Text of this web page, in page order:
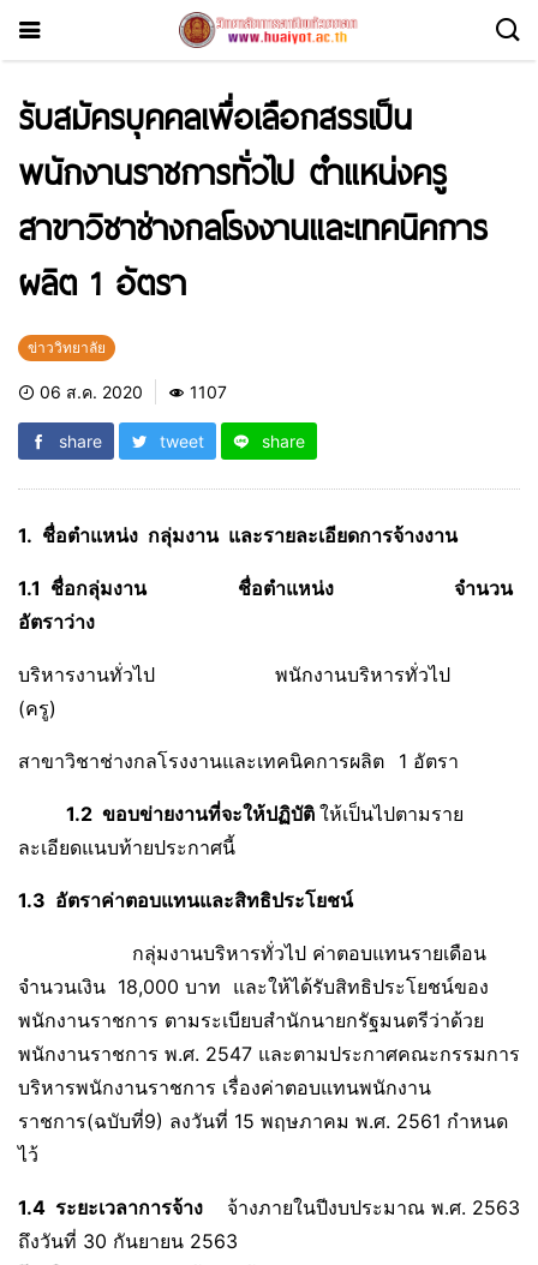
รับสมัครบุคคลเพื่อเลือกสรรเป็น
พนักงานราชการทั่วไป ตำแหน่งครู
สาขาวิชาช่างกลโรงงานและเทคนิคการ
ผลิต 1 อัตรา
ข่าววิทยาลัย
06 ส.ค. 2020 1107
share tweet share
1. ชื่อตำแหน่ง กลุ่มงาน และรายละเอียดการจ้างงาน
1.1 ชื่อกลุ่มงาน ชื่อตำแหน่ง จำนวน
อัตราว่าง
บริหารงานทั่วไป พนักงานบริหารทั่วไป
(ครู)
สาขาวิชาช่างกลโรงงานและเทคนิคการผลิต 1 อัตรา
1.2 ขอบข่ายงานที่จะให้ปฏิบัติ ให้เป็นไปตามราย
ละเอียดแนบท้ายประกาศนี้
1.3 อัตราค่าตอบแทนและสิทธิประโยชน์
กลุ่มงานบริหารทั่วไป ค่าตอบแทนรายเดือน
จำนวนเงิน 18,000 บาท และให้ได้รับสิทธิประโยชน์ของ
พนักงานราชการ ตามระเบียบสำนักนายกรัฐมนตรีว่าด้วย
พนักงานราชการ พ.ศ. 2547 และตามประกาศคณะกรรมการ
บริหารพนักงานราชการ เรื่องค่าตอบแทนพนักงาน
ราชการ(ฉบับที่9) ลงวันที่ 15 พฤษภาคม พ.ศ. 2561 กำหนด
ไว้
1.4 ระยะเวลาการจ้าง จ้างภายในปีงบประมาณ พ.ศ. 2563
ถึงวันที่ 30 กันยายน 2563